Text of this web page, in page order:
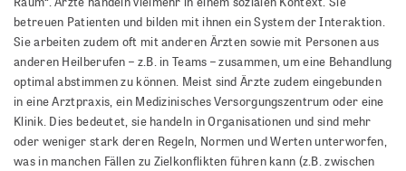
betreuen Patienten und bilden mit ihnen ein System der Interaktion.
Sie arbeiten zudem oft mit anderen Ärzten sowie mit Personen aus
anderen Heilberufen – z.B. in Teams – zusammen, um eine Behandlung
optimal abstimmen zu können. Meist sind Ärzte zudem eingebunden
in eine Arztpraxis, ein Medizinisches Versorgungszentrum oder eine
Klinik. Dies bedeutet, sie handeln in Organisationen und sind mehr
oder weniger stark deren Regeln, Normen und Werten unterworfen,
was in manchen Fällen zu Zielkonflikten führen kann (z.B. zwischen